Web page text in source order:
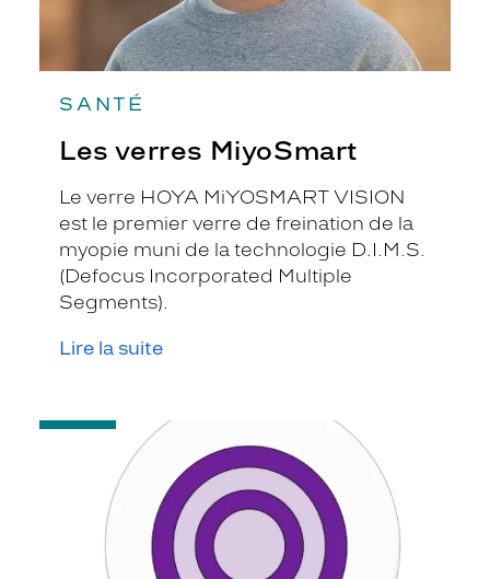
SANTÉ
Les verres MiyoSmart
Le verre HOYA MiYOSMART VISION
est le premier verre de freination de la
myopie muni de la technologie D.I.M.S.
(Defocus Incorporated Multiple
Segments).
Lire la suite
-